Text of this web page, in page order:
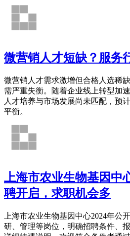
微营销人才短缺？服务
微营销人才需求激增但合格人选稀
需严重失衡。随着企业线上转型加
人才培养与市场发展尚未匹配，预
平衡。
上海市农业生物基因中
聘开启，求职机会多
上海市农业生物基因中心2024年公
研、管理等岗位，明确招聘条件、